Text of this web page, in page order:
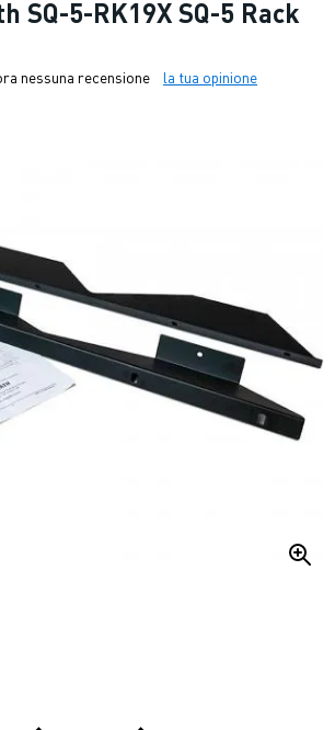
SQ-5-RK19X SQ-5 Rack
nessuna recensione la tua opinione